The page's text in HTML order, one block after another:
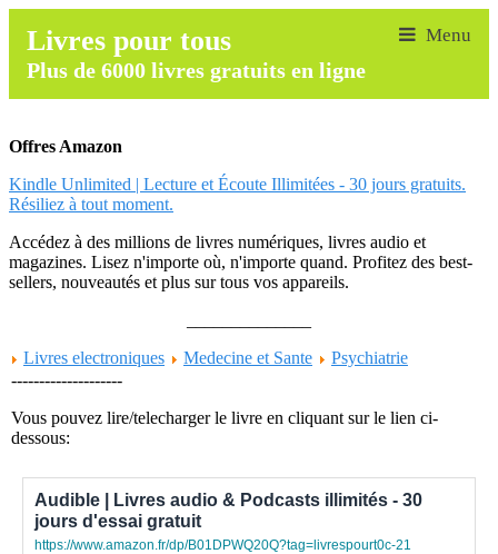
Livres pour tous
Plus de 6000 livres gratuits en ligne
Offres Amazon
Kindle Unlimited | Lecture et Écoute Illimitées - 30 jours gratuits.
Résiliez à tout moment.
Accédez à des millions de livres numériques, livres audio et
magazines. Lisez n'importe où, n'importe quand. Profitez des best-
sellers, nouveautés et plus sur tous vos appareils.
Livres electroniques
Medecine et Sante
Psychiatrie
--------------------
Vous pouvez lire/telecharger le livre en cliquant sur le lien ci-
dessous:
Audible | Livres audio & Podcasts illimités - 30
jours d'essai gratuit
https://www.amazon.fr/dp/B01DPWQ20Q?tag=livrespourt0c-21